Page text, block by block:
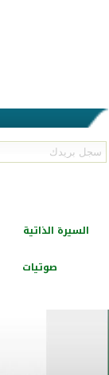
السيرة الذاتية
صوتيات